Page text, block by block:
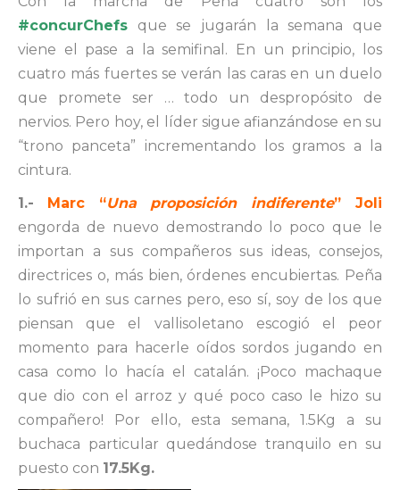
#concurChefs que se jugarán la semana que
viene el pase a la semifinal. En un principio, los
cuatro más fuertes se verán las caras en un duelo
que promete ser … todo un despropósito de
nervios. Pero hoy, el líder sigue afianzándose en su
“trono panceta” incrementando los gramos a la
cintura.
1.-
Marc “Una proposición indiferente” Joli
engorda de nuevo demostrando lo poco que le
importan a sus compañeros sus ideas, consejos,
directrices o, más bien, órdenes encubiertas. Peña
lo sufrió en sus carnes pero, eso sí, soy de los que
piensan que el vallisoletano escogió el peor
momento para hacerle oídos sordos jugando en
casa como lo hacía el catalán. ¡Poco machaque
que dio con el arroz y qué poco caso le hizo su
compañero! Por ello, esta semana, 1.5Kg a su
buchaca particular quedándose tranquilo en su
puesto con 17.5Kg.